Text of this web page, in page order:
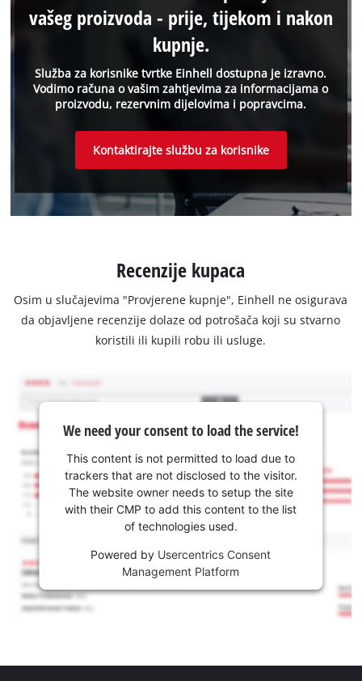
Služba za korisnike tvrtke Einhell dostupna je izravno.
Vodimo računa o vašim zahtjevima za informacijama o
proizvodu, rezervnim dijelovima i popravcima.
vašeg proizvoda - prije, tijekom i nakon
kupnje.
Kontaktirajte službu za korisnike
Recenzije kupaca
Osim u slučajevima "Provjerene kupnje", Einhell ne osigurava
da objavljene recenzije dolaze od potrošača koji su stvarno
koristili ili kupili robu ili usluge.
We need your consent to load the service!
This content is not permitted to load due to
trackers that are not disclosed to the visitor.
The website owner needs to setup the site
with their CMP to add this content to the list
of technologies used.
Powered by Usercentrics Consent
Management Platform